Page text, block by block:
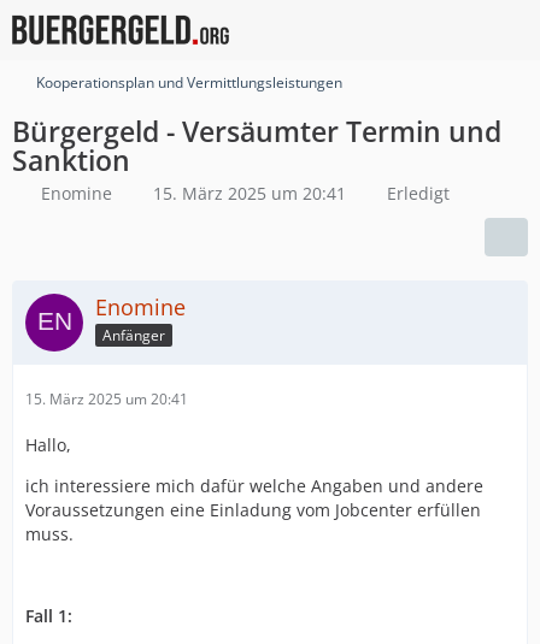
Kooperationsplan und Vermittlungsleistungen
Bürgergeld - Versäumter Termin und
Sanktion
Enomine 15. März 2025 um 20:41 Erledigt
Enomine
Anfänger
15. März 2025 um 20:41
Hallo,
ich interessiere mich dafür welche Angaben und andere
Voraussetzungen eine Einladung vom Jobcenter erfüllen
muss.
Fall 1: